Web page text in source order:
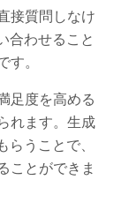
接質問しなけ
合わせること
す。
足度を高める
れます。生成
うことで、
ことができま